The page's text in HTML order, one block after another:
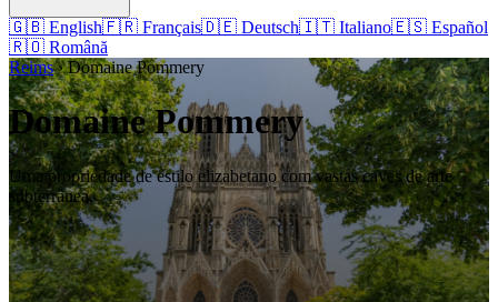
🇬🇧 English🇫🇷 Français🇩🇪 Deutsch🇮🇹 Italiano🇪🇸 Español
🇷🇴 Română
Reims› Domaine Pommery
Domaine Pommery
Uma propriedade de estilo elizabetano com vastas caves de arte
subterrânea.